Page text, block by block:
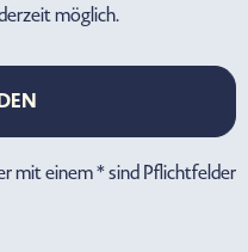
möglich.
mit einem * sind Pflichtfelder